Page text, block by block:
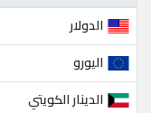
الدولار
اليورو
الدينار الكويتي